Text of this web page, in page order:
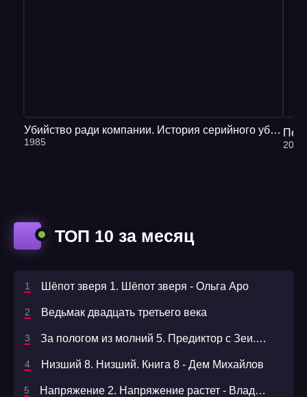
ТОП 10 за месяц
Шёпот зверя 1. Шёпот зверя - Ольга Аро
Ведьмак двадцать третьего века
За пологом из молний 5. Предиктор с Зеи. Том 1
Низший 8. Низший. Книга 8 - Дем Михайлов
Напряжение 2. Напряжение растет - Владимир Ильин
Убийство ради компании. История серийного убийцы Денниса Нильсена - Брайан Мастерс
1985 2019